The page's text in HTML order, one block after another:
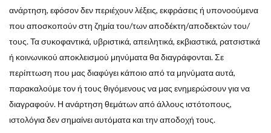
ανάρτηση, εφόσον δεν περιέχουν λέξεις, εκφράσεις ή υπονοούμενα
που αποσκοπούν στη ζημία του/των αποδέκτη/αποδεκτών του/
τους. Τα συκοφαντικά, υβριστικά, απειλητικά, εκβιαστικά, ρατσιστικά
ή κοινωνικού αποκλεισμού μηνύματα θα διαγράφονται. Σε
περίπτωση που μας διαφύγει κάποιο από τα μηνύματα αυτά,
παρακαλούμε τον ή τους θιγόμενους να μας ενημερώσουν για να
διαγραφούν. Η ανάρτηση θεμάτων από άλλους ιστότοπους,
ιστολόγια δεν σημαίνει αυτόματα και την αποδοχή τους.